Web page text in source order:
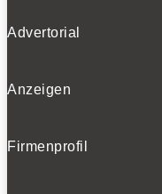
Advertorial
Anzeigen
Firmenprofil